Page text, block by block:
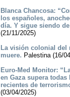
Blanca Chancosa:
los españoles,
día. Y sigue siendo
(21/11/2025)
La visión colonial del
muere. Palestina (16/
Euro-Med Monitor:
en Gaza supera todas
recientes de
(03/04/2025)